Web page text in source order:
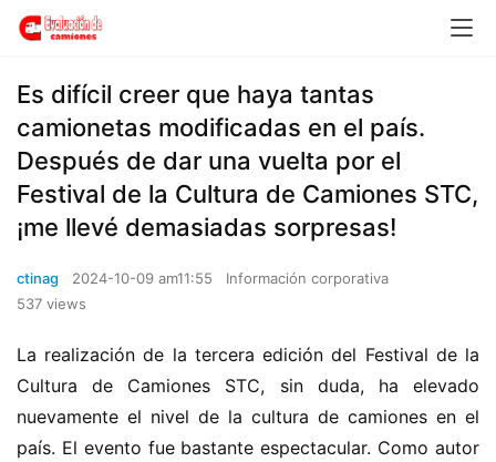
Es difícil creer que haya tantas
camionetas modificadas en el país.
Después de dar una vuelta por el
Festival de la Cultura de Camiones STC,
¡me llevé demasiadas sorpresas!
ctinag 2024-10-09 am11:55
Información corporativa
537 views
La realización de la tercera edición del Festival de la
Cultura de Camiones STC, sin duda, ha elevado
nuevamente el nivel de la cultura de camiones en el
país. El evento fue bastante espectacular. Como autor